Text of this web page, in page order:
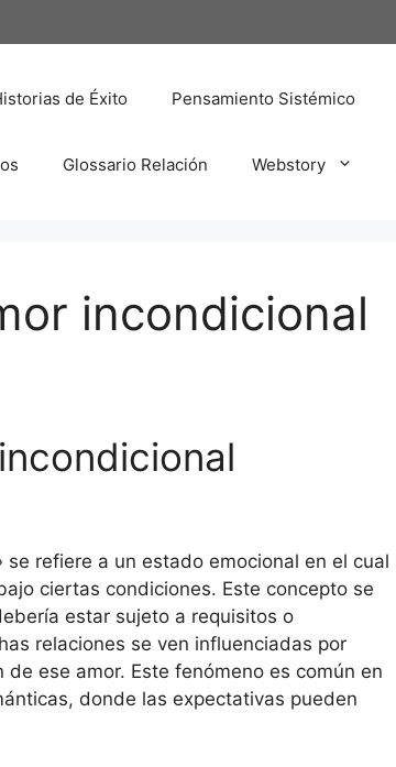
de Éxito Pensamiento Sistémico
Glossario Relación Webstory
incondicional
refiere a un estado emocional en el cual
ciertas condiciones. Este concepto se
estar sujeto a requisitos o
relaciones se ven influenciadas por
ese amor. Este fenómeno es común en
donde las expectativas pueden